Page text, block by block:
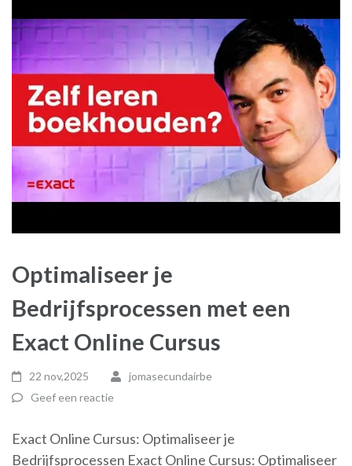
Optimaliseer je
Bedrijfsprocessen met een
Exact Online Cursus
22 nov,2025
jomasecundairbe
Geef een reactie
Exact Online Cursus: Optimaliseer je
Bedrijfsprocessen Exact Online Cursus: Optimaliseer